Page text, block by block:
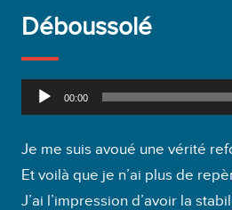
Déboussolé
e
c
t
e
00:00
Je me suis avoué une vérité
Et voilà que je n’ai plus de
J’ai l’impression d’avoir la